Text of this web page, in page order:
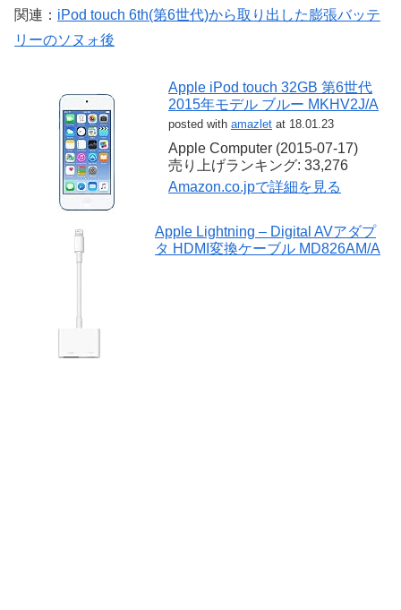
関連： iPod touch 6th(第6世代)から取り出した膨張バッテ
リーのソヌォ後
Apple iPod touch 32GB 第6世代
2015年モデル ブルー MKHV2J/A
posted with amazlet at 18.01.23
Apple Computer (2015-07-17)
売り上げランキング: 33,276
Amazon.co.jpで詳細を見る
Apple Lightning – Digital AVアダプ
タ HDMI変換ケーブル MD826AM/A